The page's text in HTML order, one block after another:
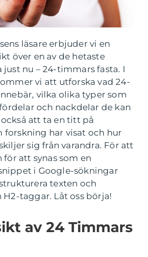
läsare erbjuder vi en
över en av de hetaste
just nu – 24-timmars fasta. I
vi att utforska vad 24-
vilka olika typer som
och nackdelar de kan
att ta en titt på
forskning har visat och hur
sig från varandra. För att
att synas som en
i Google-sökningar
texten och
H2-taggar. Låt oss börja!
av 24 Timmars